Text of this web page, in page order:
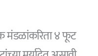
मंडळांकरिता ४ फूट